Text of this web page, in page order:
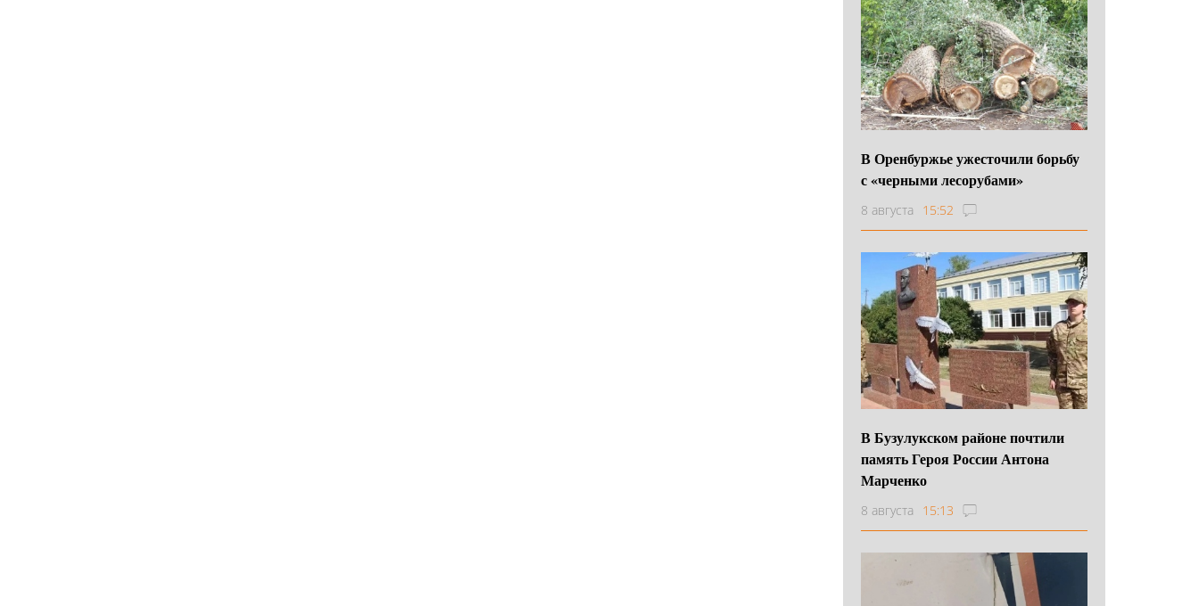
В Оренбуржье ужесточили борьбу
с «черными лесорубами»
8 августа 15:52
В Бузулукском районе почтили
память Героя России Антона
Марченко
8 августа 15:13